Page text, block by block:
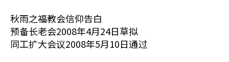
秋雨之福教会信仰告白
预备长老会2008年4月24日草拟
同工扩大会议2008年5月10日通过